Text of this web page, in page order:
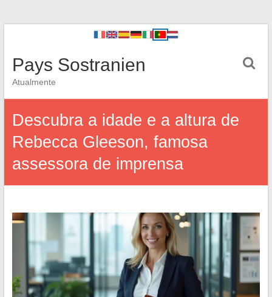
Pays Sostranien
Atualmente
Descubra a idade e a altura de
Rebecca Gleeson, famosa
assessora de imprensa